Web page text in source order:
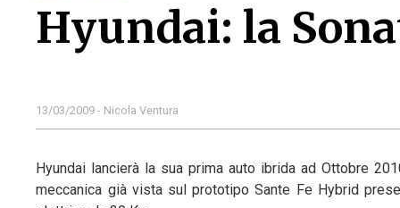
Hyundai: la
13/03/2009 - Nicola Ventura
Hyundai lancierà la sua prima auto ibrida ad Ottobre
meccanica già vista sul prototipo Sante Fe Hybrid